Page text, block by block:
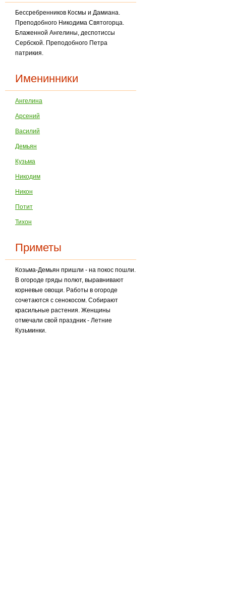
Бессребренников Космы и Дамиана.
Преподобного Никодима Святогорца.
Блаженной Ангелины, деспотиссы
Сербской. Преподобного Петра
патрикия.
Именинники
Ангелина
Арсений
Василий
Демьян
Кузьма
Никодим
Никон
Потит
Тихон
Приметы
Козьма-Демьян пришли - на покос пошли.
В огороде гряды полют, выравнивают
корневые овощи. Работы в огороде
сочетаются с сенокосом. Собирают
красильные растения. Жен­щины
отмечали свой праздник - Летние
Кузьминки.